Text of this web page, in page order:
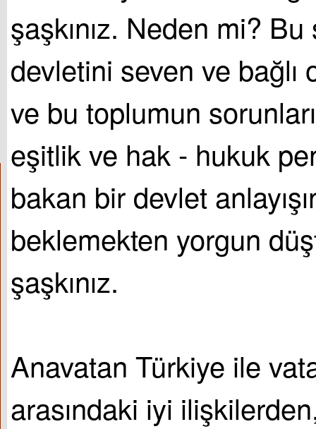
şaşkınız. Neden mi?
devletini seven ve bağlı
ve bu toplumun
eşitlik ve hak - hukuk
bakan bir devlet
beklemekten yorgun
şaşkınız.
Anavatan Türkiye ile
arasındaki iyi